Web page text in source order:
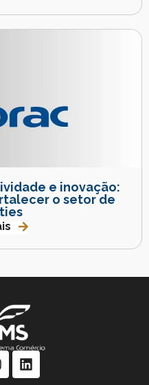
e inovação:
o setor de